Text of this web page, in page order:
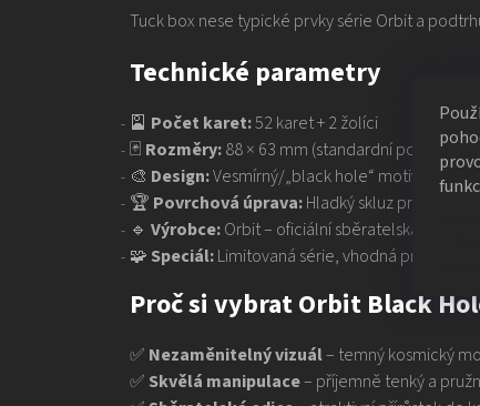
Tuck box nese typické prvky série Orbit a
Technické parametry
🎴 Počet karet:52 karet + 2 žolíci
🃏 Rozměry:88 × 63 mm (standardní pokerová
🎨 Design:Vesmírný/„black hole“ motiv s
🏆 Povrchová úprava:Hladký skluz pro
🔹 Výrobce:Orbit – oficiální sběratelská edice
🧩 Speciál:Limitovaná série, vhodná pro kouzla,
Proč si vybrat Orbit Black
✅ Nezaměnitelný vizuál– temný kosmický
✅ Skvělá manipulace– příjemně tenký a